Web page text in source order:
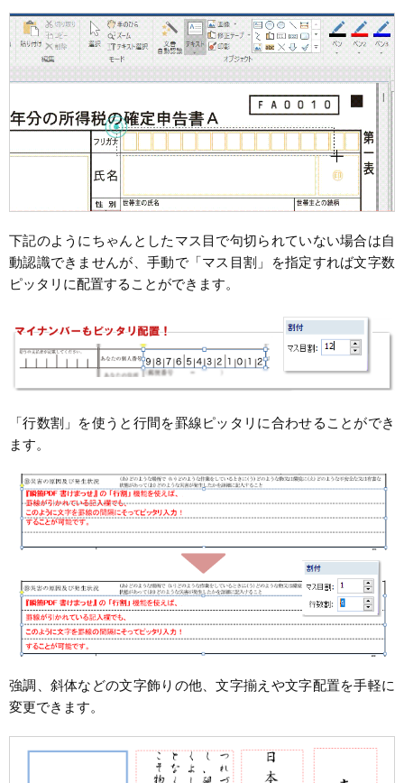
下記のようにちゃんとしたマス目で句切られていない場合は自
動認識できませんが、手動で「マス目割」を指定すれば文字数
ピッタリに配置することができます。
「行数割」を使うと行間を罫線ピッタリに合わせることができ
ます。
強調、斜体などの文字飾りの他、文字揃えや文字配置を手軽に
変更できます。